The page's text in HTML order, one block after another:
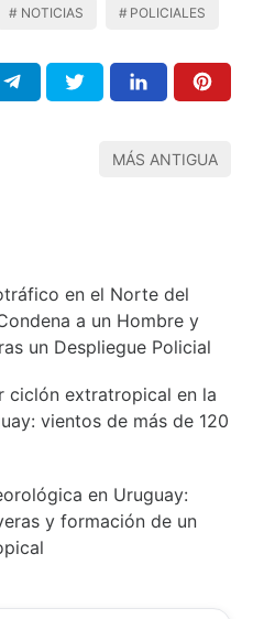
NOTICIAS POLICIALES
MÁS ANTIGUA
en el Norte del
a un Hombre y
un Despliegue Policial
ciclón extratropical en la
vientos de más de 120
en Uruguay:
y formación de un